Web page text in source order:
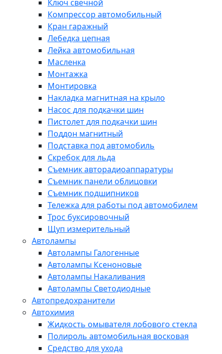
Ключ свечной
Компрессор автомобильный
Кран гаражный
Лебедка цепная
Лейка автомобильная
Масленка
Монтажка
Монтировка
Накладка магнитная на крыло
Насос для подкачки шин
Пистолет для подкачки шин
Поддон магнитный
Подставка под автомобиль
Скребок для льда
Съемник авторадиоаппаратуры
Съемник панели облицовки
Съемник подшипников
Тележка для работы под автомобилем
Трос буксировочный
Щуп измерительный
Автолампы
Автолампы Галогенные
Автолампы Ксеноновые
Автолампы Накаливания
Автолампы Светодиодные
Автопредохранители
Автохимия
Жидкость омывателя лобового стекла
Полироль автомобильная восковая
Средство для ухода